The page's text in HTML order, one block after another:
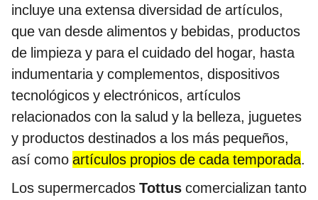
incluye una extensa diversidad de artículos,
que van desde alimentos y bebidas, productos
de limpieza y para el cuidado del hogar, hasta
indumentaria y complementos, dispositivos
tecnológicos y electrónicos, artículos
relacionados con la salud y la belleza, juguetes
y productos destinados a los más pequeños,
así como artículos propios de cada temporada.
Los supermercados Tottus comercializan tanto